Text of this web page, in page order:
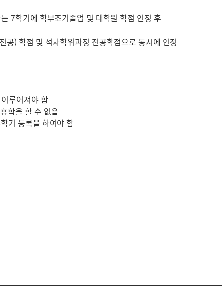
7학기에 학부조기졸업 및 대학원 학점 인정 후
) 학점 및 석사학위과정 전공학점으로 동시에 인정
루어져야 함
학을 할 수 없음
기 등록을 하여야 함